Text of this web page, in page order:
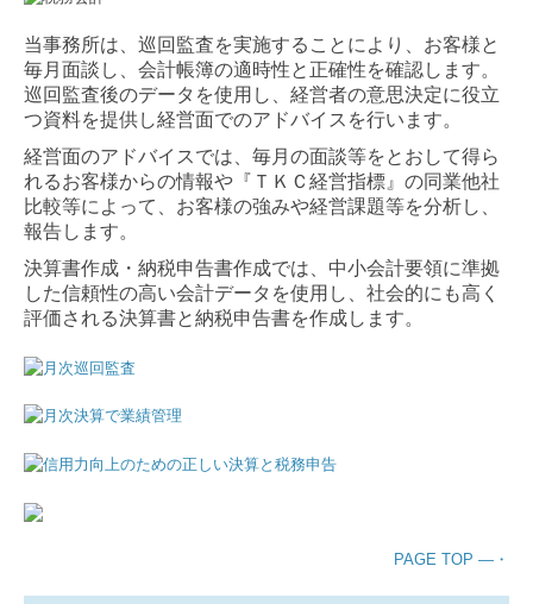
お問合せ
個人情報保護方針
当事務所は、巡回監査を実施することにより、お客様と
毎月面談し、会計帳簿の適時性と正確性を確認します。
巡回監査後のデータを使用し、経営者の意思決定に役立
つ資料を提供し経営面でのアドバイスを行います。
経営面のアドバイスでは、毎月の面談等をとおして得ら
れるお客様からの情報や『ＴＫＣ経営指標』の同業他社
比較等によって、お客様の強みや経営課題等を分析し、
報告します。
決算書作成・納税申告書作成では、中小会計要領に準拠
した信頼性の高い会計データを使用し、社会的にも高く
評価される決算書と納税申告書を作成します。
PAGE TOP ―・